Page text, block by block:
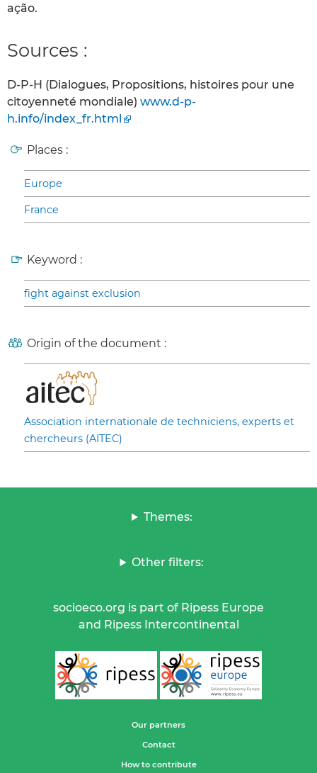
ação.
Sources :
D-P-H (Dialogues, Propositions, histoires pour une
citoyenneté mondiale) www.d-p-
h.info/index_fr.html
Places :
Europe
France
Keyword :
fight against exclusion
Origin of the document :
Association internationale de techniciens, experts et
chercheurs (AITEC)
Themes:
Other filters:
socioeco.org is part of Ripess Europe
and Ripess Intercontinental
Our partners
Contact
How to contribute